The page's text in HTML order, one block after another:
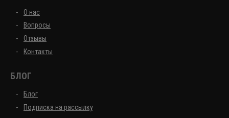
О нас
Вопросы
Отзывы
Контакты
БЛОГ
Блог
Подписка на рассылку